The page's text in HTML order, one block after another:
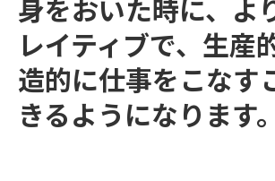
身をおいた時に、よ
レイティブで、生産
造的に仕事をこなす
きるようになります